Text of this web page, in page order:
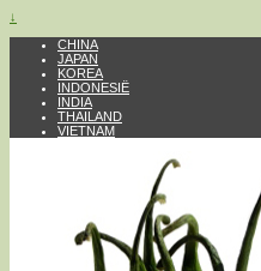
↓
CHINA
JAPAN
KOREA
INDONESIË
INDIA
THAILAND
VIETNAM